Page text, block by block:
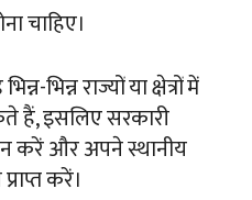
चाहिए।
भिन्न राज्यों या क्षेत्रों में
हैं, इसलिए सरकारी
करें और अपने स्थानीय
करें।